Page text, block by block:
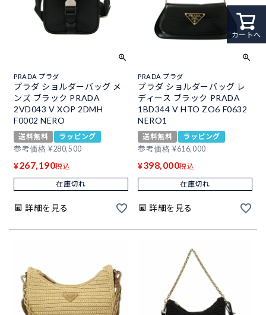
PRADA プラダ
プラダ ショルダーバッグ メ
ンズ ブラック PRADA
2VD043 V XOP 2DMH
F0002 NERO
送料無料
ラッピング
参考価格 ¥280,500
¥267,190税込
在庫切れ
詳細を見る
PRADA プラダ
プラダ ショルダーバッグ レ
ディース ブラック PRADA
1BD344 V HTO ZO6 F0632
NERO1
送料無料
ラッピング
参考価格 ¥616,000
¥398,000税込
在庫切れ
詳細を見る
カートへ